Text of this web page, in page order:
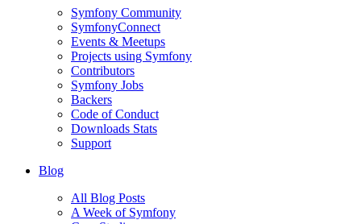
Symfony Community
SymfonyConnect
Events & Meetups
Projects using Symfony
Contributors
Symfony Jobs
Backers
Code of Conduct
Downloads Stats
Support
Blog
All Blog Posts
A Week of Symfony